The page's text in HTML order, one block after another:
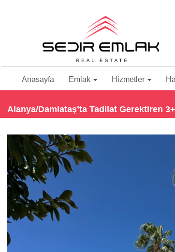
Anasayfa Emlak Hizmetler
Alanya/Damlataş’ta Tadilat Gerektiren